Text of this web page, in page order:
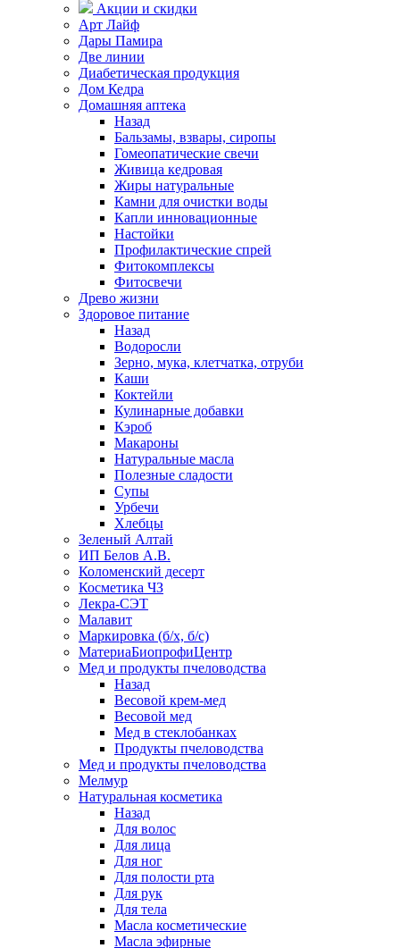
Акции и скидки
Арт Лайф
Дары Памира
Две линии
Диабетическая продукция
Дом Кедра
Домашняя аптека
Назад
Бальзамы, взвары, сиропы
Гомеопатические свечи
Живица кедровая
Жиры натуральные
Камни для очистки воды
Капли инновационные
Настойки
Профилактические спрей
Фитокомплексы
Фитосвечи
Древо жизни
Здоровое питание
Назад
Водоросли
Зерно, мука, клетчатка, отруби
Каши
Коктейли
Кулинарные добавки
Кэроб
Макароны
Натуральные масла
Полезные сладости
Супы
Урбечи
Хлебцы
Зеленый Алтай
ИП Белов А.В.
Коломенский десерт
Косметика ЧЗ
Лекра-СЭТ
Малавит
Маркировка (б/х, б/с)
МатериаБиопрофиЦентр
Мед и продукты пчеловодства
Назад
Весовой крем-мед
Весовой мед
Мед в стеклобанках
Продукты пчеловодства
Мед и продукты пчеловодства
Мелмур
Натуральная косметика
Назад
Для волос
Для лица
Для ног
Для полости рта
Для рук
Для тела
Масла косметические
Масла эфирные